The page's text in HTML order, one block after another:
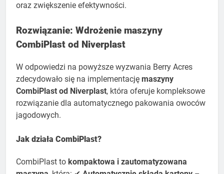
oraz zwiększenie efektywności.
Rozwiązanie: Wdrożenie maszyny
CombiPlast od Niverplast
W odpowiedzi na powyższe wyzwania Berry Acres
zdecydowało się na implementację maszyny
CombiPlast od Niverplast, która oferuje kompleksowe
rozwiązanie dla automatycznego pakowania owoców
jagodowych.
Jak działa CombiPlast?
CombiPlast to kompaktowa i zautomatyzowana